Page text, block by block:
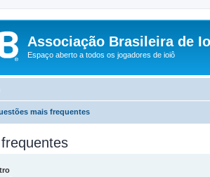
Associação Brasileira de
Espaço aberto a todos os jogadores de ioiô
mais frequentes